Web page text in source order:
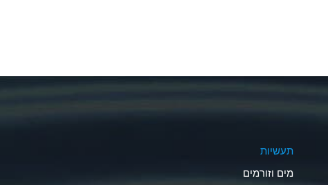
Bתעשיות
מים וזורמים